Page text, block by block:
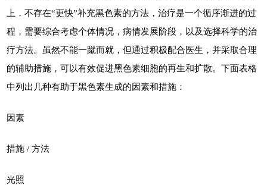
上，不存在“更快”补充黑色素的方法，治疗是一个循序渐进的过
程，需要综合考虑个体情况，病情发展阶段，以及选择科学的治
疗方法。虽然不能一蹴而就，但通过积极配合医生，并采取合理
的辅助措施，可以有效促进黑色素细胞的再生和扩散。下面表格
中列出几种有助于黑色素生成的因素和措施：
因素
措施 / 方法
光照